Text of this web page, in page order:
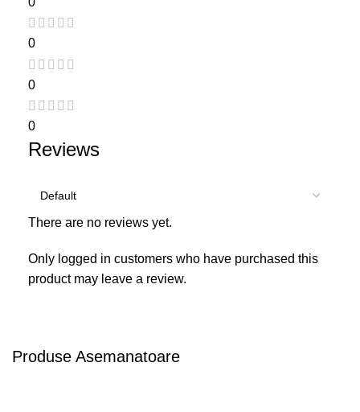
0
0
0
Reviews
There are no reviews yet.
Only logged in customers who have purchased this
product may leave a review.
Produse Asemanatoare